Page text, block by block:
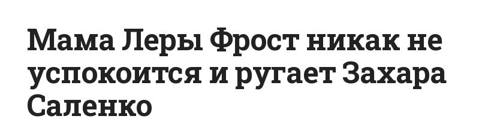
Мама Леры Фрост никак не
успокоится и ругает Захара
Саленко